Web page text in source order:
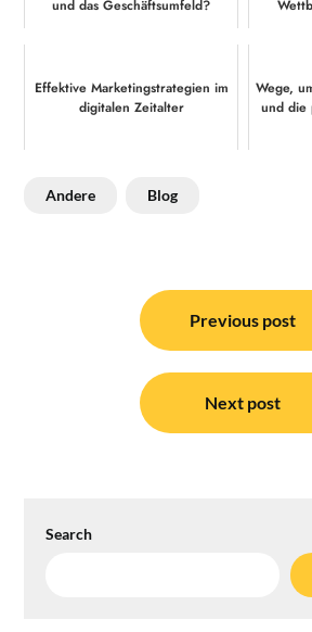
und das Geschäftsumfeld?
Effektive Marketingstrategien im
digitalen Zeitalter
Wege,
und die
Andere Blog
navigation
Previous post
Next post
Search